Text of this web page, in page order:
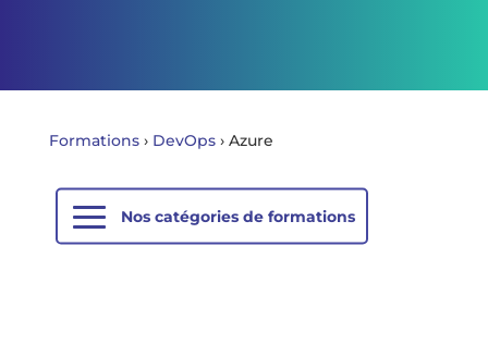
Formations › DevOps › Azure